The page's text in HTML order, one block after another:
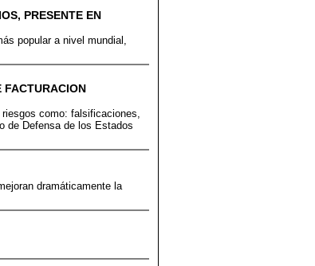
PRESENTE EN
popular a nivel mundial,
FACTURACION
como: falsificaciones,
de Defensa de los Estados
dramáticamente la